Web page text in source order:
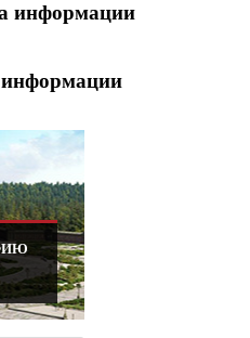
информации
информации